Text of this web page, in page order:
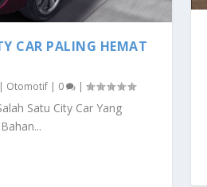
CAR PALING HEMAT
| Otomotif | 0 |
Satu City Car Yang